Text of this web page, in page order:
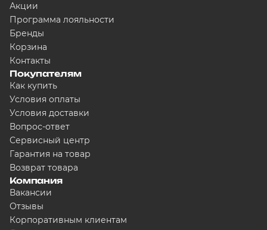
Акции
Программа лояльности
Бренды
Корзина
Контакты
Покупателям
Как купить
Условия оплаты
Условия доставки
Вопрос-ответ
Сервисный центр
Гарантия на товар
Возврат товара
Компания
Вакансии
Отзывы
Корпоративным клиентам